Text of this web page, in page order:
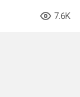
7.6K